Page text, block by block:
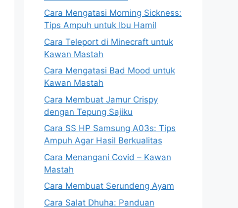
Cara Mengatasi Morning Sickness:
Tips Ampuh untuk Ibu Hamil
Cara Teleport di Minecraft untuk
Kawan Mastah
Cara Mengatasi Bad Mood untuk
Kawan Mastah
Cara Membuat Jamur Crispy
dengan Tepung Sajiku
Cara SS HP Samsung A03s: Tips
Ampuh Agar Hasil Berkualitas
Cara Menangani Covid – Kawan
Mastah
Cara Membuat Serundeng Ayam
Cara Salat Dhuha: Panduan